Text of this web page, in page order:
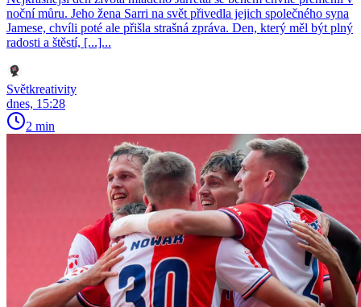
noční můru. Jeho žena Sarri na svět přivedla jejich společného syna
Jamese, chvíli poté ale přišla strašná zpráva. Den, který měl být plný
radosti a štěstí, [...]...
Světkreativity
dnes, 15:28
2 min